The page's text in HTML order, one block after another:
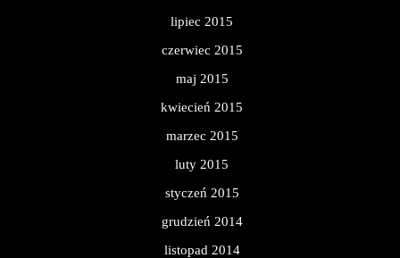
lipiec 2015
czerwiec 2015
maj 2015
kwiecień 2015
marzec 2015
luty 2015
styczeń 2015
grudzień 2014
listopad 2014